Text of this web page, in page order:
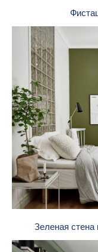
Зеленая стена